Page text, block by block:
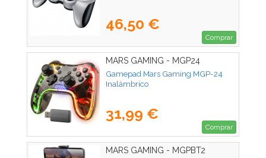
46,50 €
Comprar
MARS GAMING - MGP24
Gamepad Mars Gaming MGP-24
Inalámbrico
31,99 €
Comprar
MARS GAMING - MGPBT2